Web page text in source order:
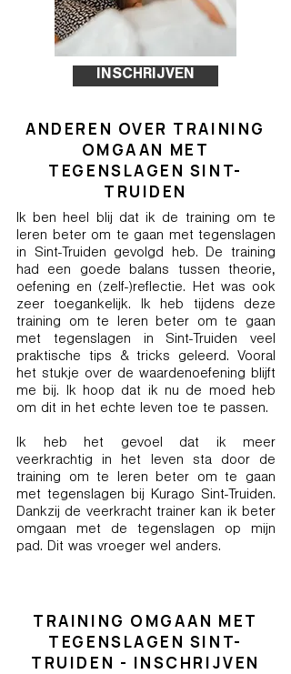
INSCHRIJVEN
ANDEREN OVER TRAINING
OMGAAN MET
TEGENSLAGEN SINT-
TRUIDEN
Ik ben heel blij dat ik de training om te
leren beter om te gaan met tegenslagen
in Sint-Truiden gevolgd heb. De training
had een goede balans tussen theorie,
oefening en (zelf-)reflectie. Het was ook
zeer toegankelijk. Ik heb tijdens deze
training om te leren beter om te gaan
met tegenslagen in Sint-Truiden veel
praktische tips & tricks geleerd. Vooral
het stukje over de waardenoefening blijft
me bij. Ik hoop dat ik nu de moed heb
om dit in het echte leven toe te passen.
Ik heb het gevoel dat ik meer
veerkrachtig in het leven sta door de
training om te leren beter om te gaan
met tegenslagen bij Kurago Sint-Truiden.
Dankzij de veerkracht trainer kan ik beter
omgaan met de tegenslagen op mijn
pad. Dit was vroeger wel anders.
TRAINING OMGAAN MET
TEGENSLAGEN SINT-
TRUIDEN - INSCHRIJVEN